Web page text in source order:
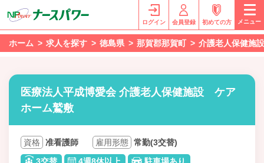
ログイン 会員登録 初めての方 メニュー
ホーム 求人を探す 徳島県 那賀郡那賀町 介護老人保健施
医療法人平成博愛会 介護老人保健施設 ケア
ホーム鷲敷
資格 准看護師 雇用形態 常勤(3交替)